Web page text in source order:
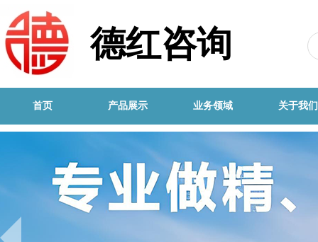
德红咨询
首页 产品展示 业务领域 关于我们